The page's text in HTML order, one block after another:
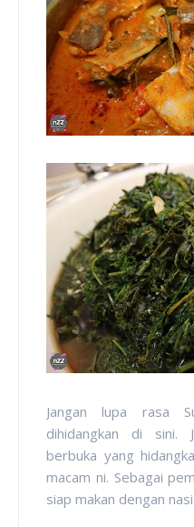
Jangan lupa rasa
dihidangkan di sini.
berbuka yang
macam ni. Sebagai
siap makan dengan